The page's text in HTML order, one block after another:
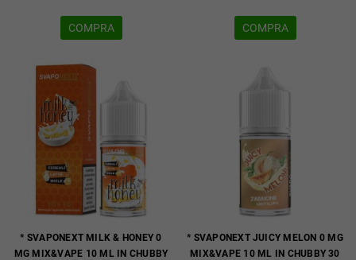
COMPRA COMPRA
* SVAPONEXT MILK & HONEY 0
MG MIX&VAPE 10 ML IN CHUBBY
* SVAPONEXT JUICY MELON 0 MG
MIX&VAPE 10 ML IN CHUBBY 30